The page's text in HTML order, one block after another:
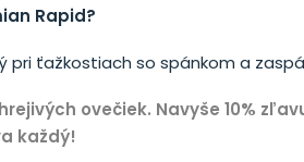
Rapid?
pri ťažkostiach so spánkom a
ovečiek. Navyše 10%
každý!